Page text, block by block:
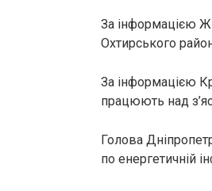
За інформацією
Охтирського
За інформацією
працюють над
Голова
по енергетичній